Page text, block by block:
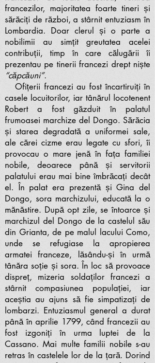
francezilor, majoritatea foarte tineri și
sărăciți de război, a stârnit entuziasm în
Lombardia. Doar clerul și o parte a
nobilimii au simțit greutatea acelei
contribuții, timp în care călugării îi
prezentau pe tinerii francezi drept niște
“căpcăuni”.
Ofițerii francezi au fost încartiruiți în
casele locuitorilor, iar tânărul locotenent
Robert a fost găzduit în palatul
frumoasei marchize del Dongo. Sărăcia
și starea degradată a uniformei sale,
ale cărei cizme erau legate cu sfori, îi
provocau o mare jenă în fața familiei
nobile, deoarece până și servitorii
palatului erau mai bine îmbrăcați decât
el. În palat era prezentă și Gina del
Dongo, sora marchizului, educată la o
mănăstire. După opt zile, se întoarce și
marchizul del Dongo de la castelul său
din Grianta, de pe malul lacului Como,
unde se refugiase la apropierea
armatei franceze, lăsându-și în urmă
tânăra soție și sora. În loc să provoace
dispreț, mizeria soldaților francezi a
stârnit compasiunea populației, iar
aceștia au ajuns să fie simpatizați de
lombarzi. Entuziasmul general a durat
până în aprilie 1799, când francezii au
fost izgoniți în urma luptei de la
Cassano. Mai multe familii nobile s-au
retras în castelele lor de la țară. Dorind